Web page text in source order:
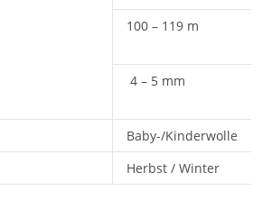
100 – 119 m
4 – 5 mm
Baby-/Kinderwolle
Herbst / Winter